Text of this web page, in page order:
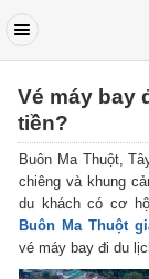
Vé máy bay
tiền?
Buôn Ma Thuột,
chiêng và khung
du khách có cơ
Buôn Ma Thuột
vé máy bay đi du